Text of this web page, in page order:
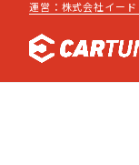
運営：株式会社イー